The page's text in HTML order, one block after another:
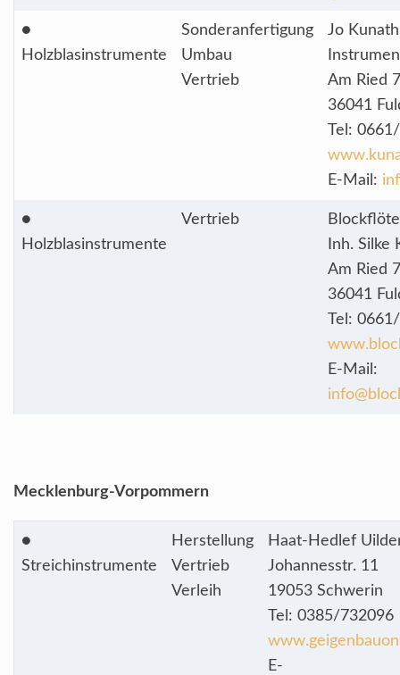
●
Holzblasinstrumente
Sonderanfertigung
Umbau
Vertrieb
Jo Kunath
Am Ried 7
36041
Tel:
E-Mail:
●
Holzblasinstrumente
Vertrieb
Inh. Silke
Am Ried 7
36041
Tel:
E-Mail:
Mecklenburg-Vorpommern
●
Streichinstrumente
Herstellung
Vertrieb
Verleih
Haat-Hedlef
Johannesstr. 11
19053 Schwerin
Tel: 0385/732096
E-